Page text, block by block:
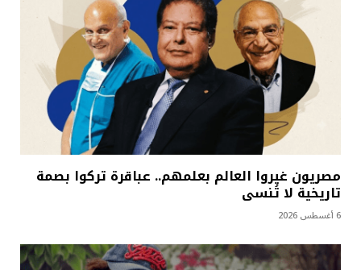
مصريون غيروا العالم بعلمهم.. عباقرة تركوا بصمة
تاريخية لا تُنسى
6 أغسطس 2026